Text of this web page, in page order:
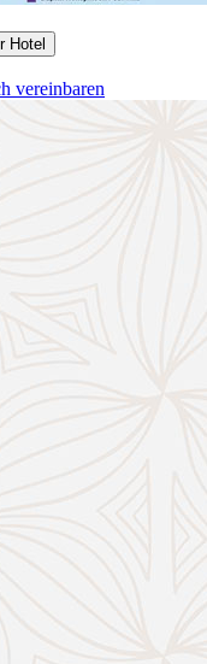
Hotel
vereinbaren